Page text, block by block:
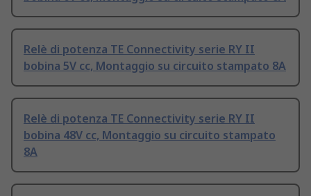
Relè di potenza TE Connectivity serie RY II
bobina 5V cc, Montaggio su circuito stampato 8A
Relè di potenza TE Connectivity serie RY II
bobina 48V cc, Montaggio su circuito stampato
8A